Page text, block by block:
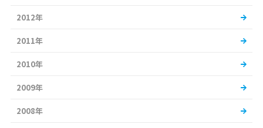
2012年
2011年
2010年
2009年
2008年